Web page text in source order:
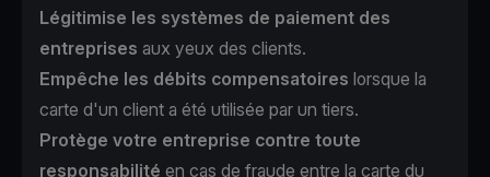
Légitimise les systèmes de paiement des
entreprises aux yeux des clients.
Empêche les débits compensatoires lorsque la
carte d'un client a été utilisée par un tiers.
Protège votre entreprise contre toute
responsabilité en cas de fraude entre la carte du